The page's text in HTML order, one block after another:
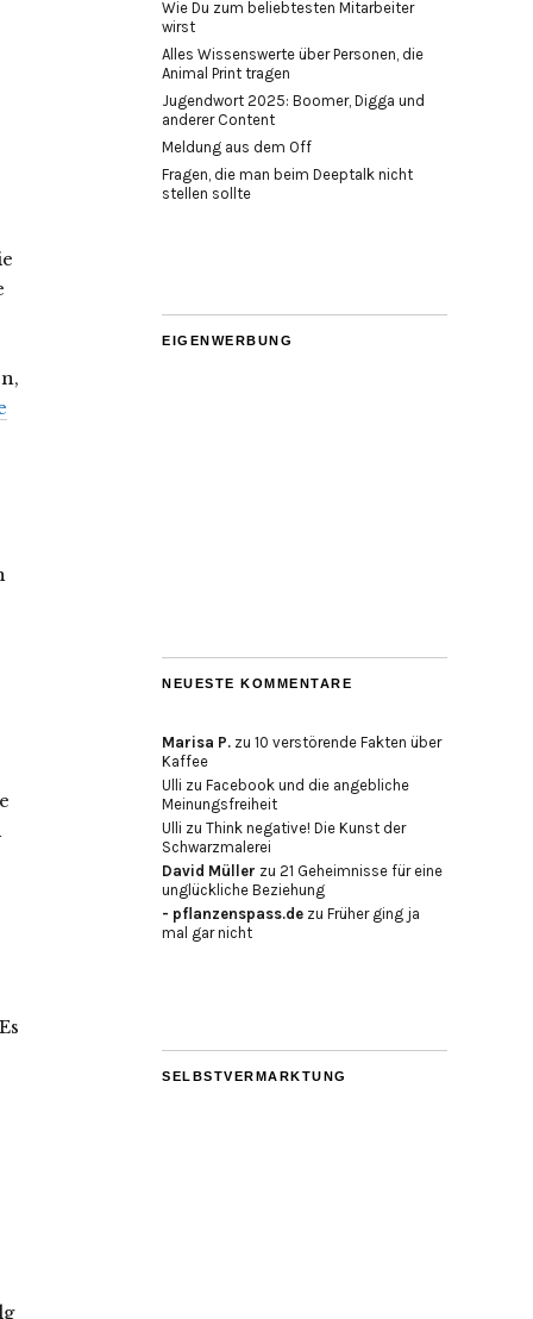
Wie Du zum beliebtesten Mitarbeiter
wirst
Alles Wissenswerte über Personen, die
Animal Print tragen
Jugendwort 2025: Boomer, Digga und
anderer Content
Meldung aus dem Off
Fragen, die man beim Deeptalk nicht
stellen sollte
EIGENWERBUNG
NEUESTE KOMMENTARE
Marisa P. zu 10 verstörende Fakten über
Kaffee
Ulli zu Facebook und die angebliche
Meinungsfreiheit
Ulli zu Think negative! Die Kunst der
Schwarzmalerei
David Müller zu 21 Geheimnisse für eine
unglückliche Beziehung
- pflanzenspass.de zu Früher ging ja
mal gar nicht
SELBSTVERMARKTUNG